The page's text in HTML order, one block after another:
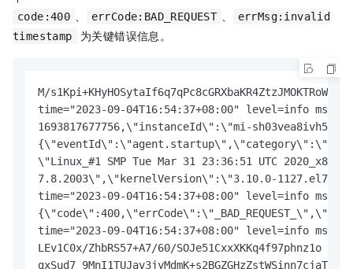
code:400 errCode:BAD_REQUEST
errMsg:invalid
timestamp
为关键错误信息。
M/
time="2023-09-04T16:54:37+08:00" level=info
1693817677756,\"instanceId\":\"mi-
\"Linux_#1 SMP Tue Mar 31 23:36:51 UTC
7.8.2003\",\"kernelVersion\":\"3.10.0-
time="2023-09-04T16:54:37+08:00" level=info
time="2023-09-04T16:54:37+08:00" level=info
LEv1C0x/ZhbRS57+A7/60/SOJe51CxxXKKq4f97phnz1o
gxSud7 9MnI1TUJav3jyMdmK+s2BGZGHzZstWSinn7cjaTj